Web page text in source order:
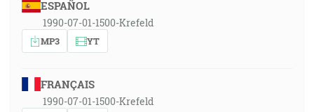
ESPAÑOL
1990-07-01-1500-Krefeld
MP3 YT
FRANÇAIS
1990-07-01-1500-Krefeld